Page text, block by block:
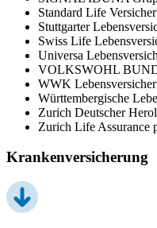
Standard Life
Stuttgarter
Swiss Life
Universa
VOLKSWOHL BUND
WWK
Württembergische
Zurich Deutscher
Zurich Life Assurance
Krankenversicherung